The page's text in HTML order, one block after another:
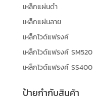
เหล็กแผ่นดำ
เหล็กแผ่นลาย
เหล็กไวด์แฟรงค์
เหล็กไวด์แฟรงค์ SM520
เหล็กไวด์แฟรงค์ SS400
ป้ายกำกับสินค้า